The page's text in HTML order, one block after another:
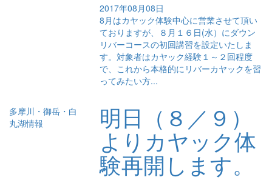
2017年08月08日
8月はカヤック体験中心に営業させて頂い
ておりますが、８月１６日(水）にダウン
リバーコースの初回講習を設定いたしま
す。対象者はカヤック経験１～２回程度
で、これから本格的にリバーカヤックを習
ってみたい方...
多摩川・御岳・白
丸湖情報
明日（８／９）
よりカヤック体
験再開します。